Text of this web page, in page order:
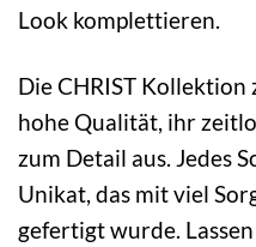
Look komplettieren.
Die CHRIST
hohe Qualität, ihr
zum Detail aus. Jedes
Unikat, das mit viel
gefertigt wurde.